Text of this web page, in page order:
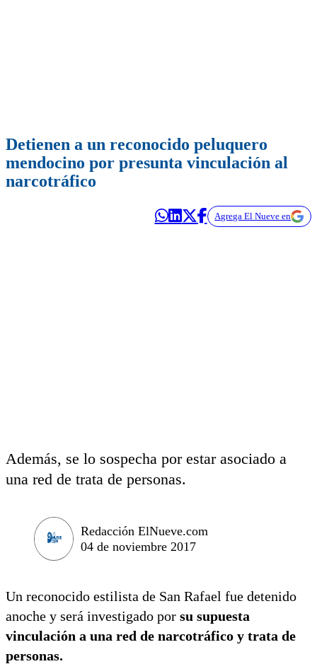
Detienen a un reconocido peluquero
mendocino por presunta vinculación al
narcotráfico
Agrega El Nueve en
Además, se lo sospecha por estar asociado a
una red de trata de personas.
Redacción ElNueve.com
04 de noviembre 2017
Un reconocido estilista de San Rafael fue detenido
anoche y será investigado por su supuesta
vinculación a una red de narcotráfico y trata de
personas.